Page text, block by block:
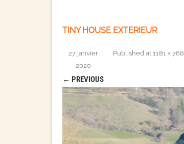
TINY HOUSE EXTERIEUR
Published
27 janvier
2020
at 1181 × 768
← PREVIOUS